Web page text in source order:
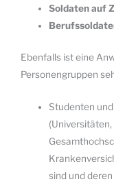
Soldaten auf
Ebenfalls ist eine
Personengruppen
Studenten
(Universitäten,
sind und